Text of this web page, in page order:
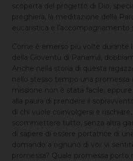
scoperta del progetto di Dio,
preghiera, la meditazione della
eucaristica e l’accompagnamento
Come è emerso più volte durante
della Gioventù di Panamá,
Anche nella storia di questa
nello stesso tempo una promessa
missione non è stata facile,
alla paura di prendere il
di chi vuole coinvolgersi e
scommettere tutto, senza altra
di sapere di essere portatrice di
domando a ognuno di voi: vi
promessa? Quale promessa porto